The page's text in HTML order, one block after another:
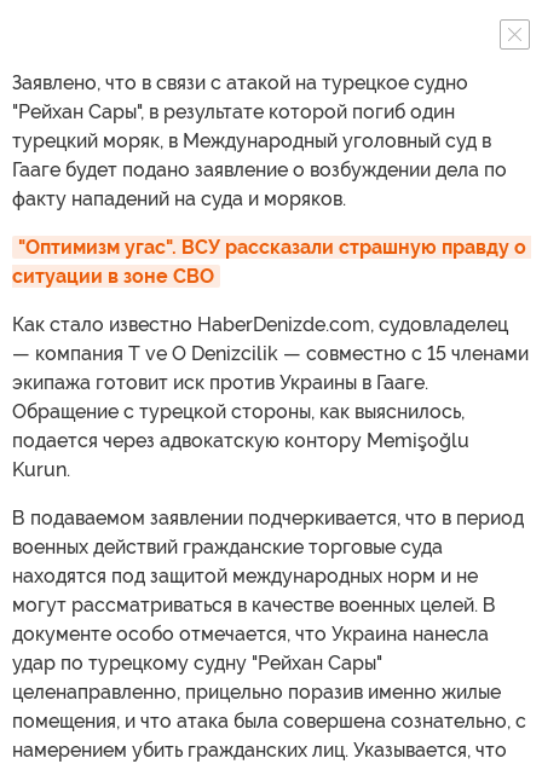
Заявлено, что в связи с атакой на турецкое судно
"Рейхан Сары", в результате которой погиб один
турецкий моряк, в Международный уголовный суд в
Гааге будет подано заявление о возбуждении дела по
факту нападений на суда и моряков.
"Оптимизм угас". ВСУ рассказали страшную правду о
ситуации в зоне СВО
Как стало известно HaberDenizde.com, судовладелец
— компания T ve O Denizcilik — совместно с 15 членами
экипажа готовит иск против Украины в Гааге.
Обращение с турецкой стороны, как выяснилось,
подается через адвокатскую контору Memişoğlu
Kurun.
В подаваемом заявлении подчеркивается, что в период
военных действий гражданские торговые суда
находятся под защитой международных норм и не
могут рассматриваться в качестве военных целей. В
документе особо отмечается, что Украина нанесла
удар по турецкому судну "Рейхан Сары"
целенаправленно, прицельно поразив именно жилые
помещения, и что атака была совершена сознательно, с
намерением убить гражданских лиц. Указывается, что